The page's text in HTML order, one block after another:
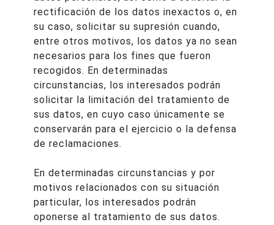
rectificación de los datos inexactos o, en
su caso, solicitar su supresión cuando,
entre otros motivos, los datos ya no sean
necesarios para los fines que fueron
recogidos. En determinadas
circunstancias, los interesados podrán
solicitar la limitación del tratamiento de
sus datos, en cuyo caso únicamente se
conservarán para el ejercicio o la defensa
de reclamaciones.
En determinadas circunstancias y por
motivos relacionados con su situación
particular, los interesados podrán
oponerse al tratamiento de sus datos.